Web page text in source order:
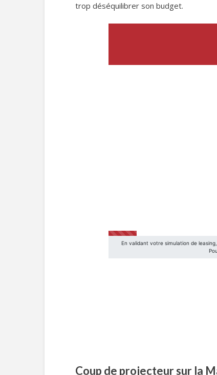
trop déséquilibrer son budget.
Coup de projecteur sur la